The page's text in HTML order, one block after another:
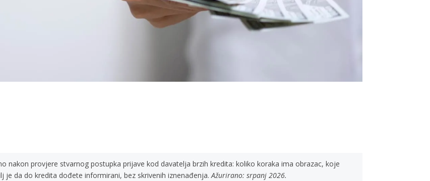
nakon provjere stvarnog postupka prijave kod davatelja brzih kredita: koliko koraka ima obrazac, koje
je da do kredita dođete informirani, bez skrivenih iznenađenja.Ažurirano: srpanj 2026.